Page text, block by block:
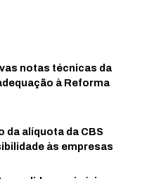
notas técnicas da
à Reforma
da alíquota da CBS
às empresas